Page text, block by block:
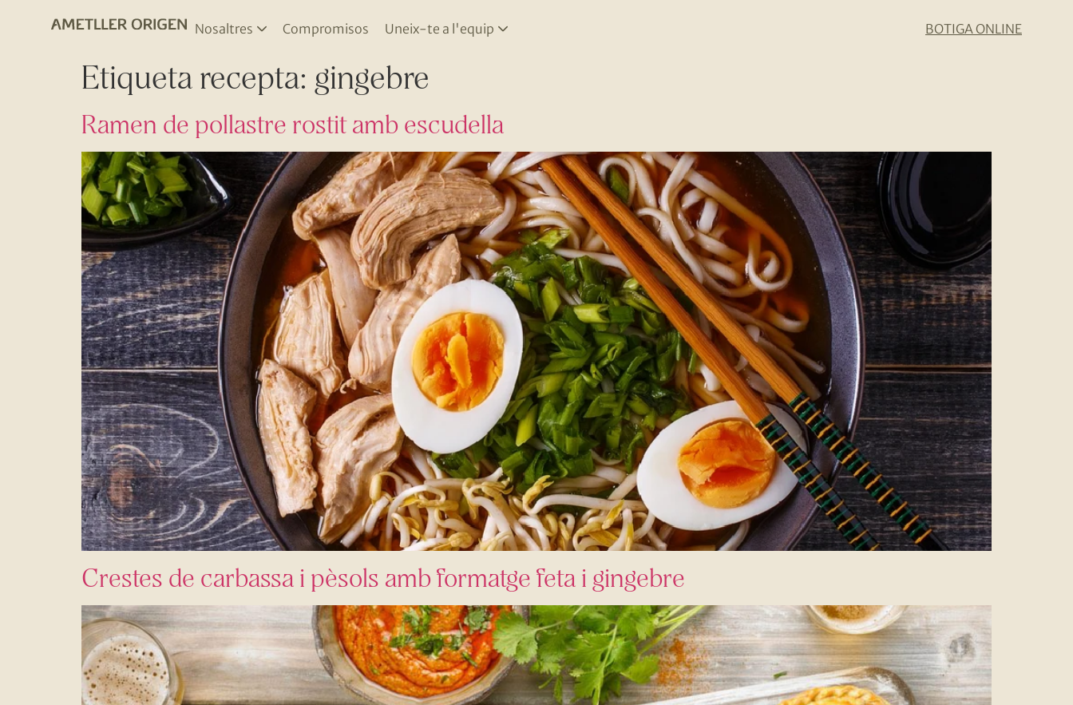
Nosaltres Compromisos Uneix-te a l'equip BOTIGA ONLINE
Etiqueta recepta: gingebre
Ramen de pollastre rostit amb escudella
Crestes de carbassa i pèsols amb formatge feta i gingebre